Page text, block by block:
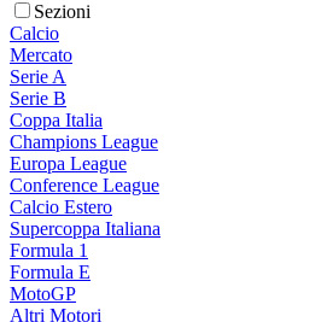
Sezioni
Calcio
Mercato
Serie A
Serie B
Coppa Italia
Champions League
Europa League
Conference League
Calcio Estero
Supercoppa Italiana
Formula 1
Formula E
MotoGP
Altri Motori